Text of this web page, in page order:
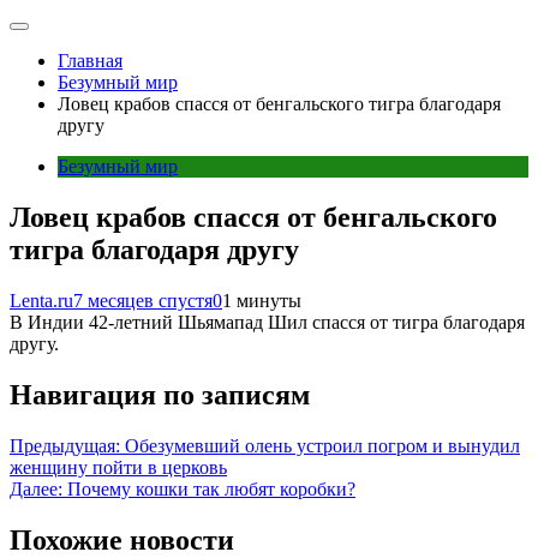
Главная
Безумный мир
Ловец крабов спасся от бенгальского тигра благодаря
другу
Безумный мир
Ловец крабов спасся от бенгальского
тигра благодаря другу
Lenta.ru7 месяцев спустя01 минуты
В Индии 42-летний Шьямапад Шил спасся от тигра благодаря
другу.
Навигация по записям
Предыдущая: Обезумевший олень устроил погром и вынудил
женщину пойти в церковь
Далее: Почему кошки так любят коробки?
Похожие новости